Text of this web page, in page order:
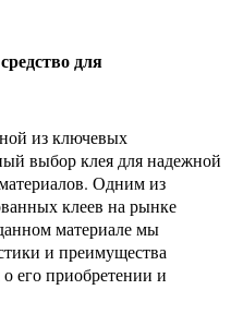
для
из ключевых
выбор клея для надежной
Одним из
клеев на рынке
материале мы
и преимущества
его приобретении и